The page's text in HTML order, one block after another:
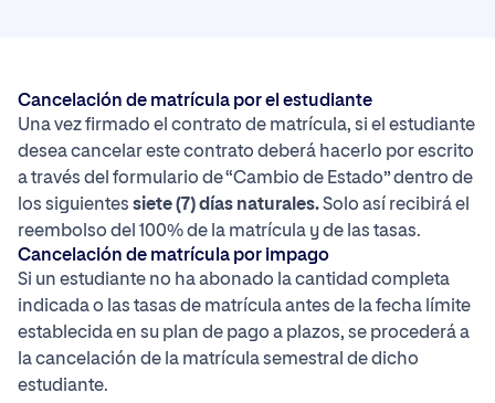
Cancelación de matrícula por el estudiante
Una vez firmado el contrato de matrícula, si el estudiante
desea cancelar este contrato deberá hacerlo por escrito
a través del formulario de “Cambio de Estado” dentro de
los siguientes siete (7) días naturales.Solo así recibirá el
reembolso del 100% de la matrícula y de las tasas.
Cancelación de matrícula por impago
Si un estudiante no ha abonado la cantidad completa
indicada o las tasas de matrícula antes de la fecha límite
establecida en su plan de pago a plazos, se procederá a
la cancelación de la matrícula semestral de dicho
estudiante.